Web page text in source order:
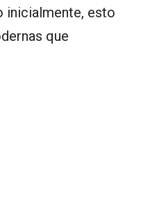
inicialmente, esto
que